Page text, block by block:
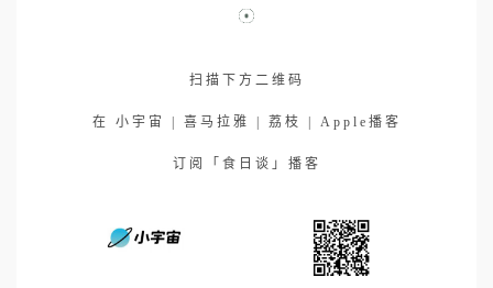
扫描下方二维码
在 小宇宙 | 喜马拉雅 | 荔枝 | Apple播客
订阅「食日谈」播客